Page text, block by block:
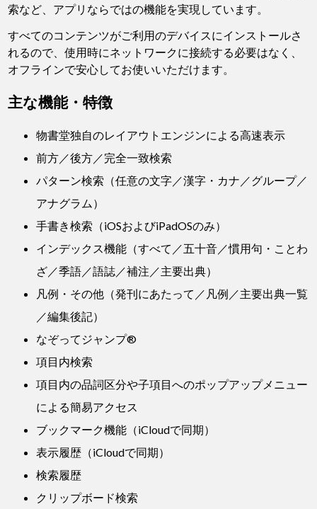
索など、アプリならではの機能を実現しています。
すべてのコンテンツがご利用のデバイスにインストールさ
れるので、使用時にネットワークに接続する必要はなく、
オフラインで安心してお使いいただけます。
主な機能・特徴
物書堂独自のレイアウトエンジンによる高速表示
前方／後方／完全一致検索
パターン検索（任意の文字／漢字・カナ／グループ／
アナグラム）
手書き検索（iOSおよびiPadOSのみ）
インデックス機能（すべて／五十音／慣用句・ことわ
ざ／季語／語誌／補注／主要出典）
凡例・その他（発刊にあたって／凡例／主要出典一覧
／編集後記）
なぞってジャンプ®
項目内検索
項目内の品詞区分や子項目へのポップアップメニュー
による簡易アクセス
ブックマーク機能（iCloudで同期）
表示履歴（iCloudで同期）
検索履歴
クリップボード検索